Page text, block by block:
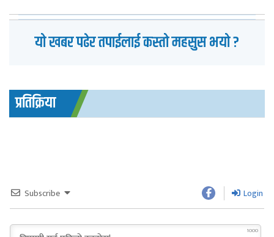
यो खबर पढेर तपाईलाई कस्तो महसुस भयो ?
प्रतिक्रिया
Subscribe Login
1000